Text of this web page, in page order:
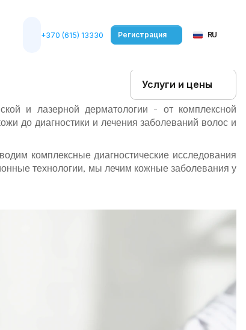
+370 (615) 13330 Регистрация
Select Language
RU
Услуги и цены
и лазерной дерматологии - от комплексной
до диагностики и лечения заболеваний волос и
комплексные диагностические исследования
технологии, мы лечим кожные заболевания у